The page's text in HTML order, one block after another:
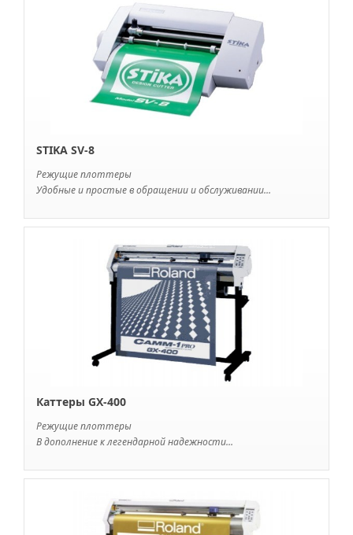
STIKA SV-8
Режущие плоттеры
Удобные и простые в обращении и обслуживании...
Каттеры GX-400
Режущие плоттеры
В дополнение к легендарной надежности...